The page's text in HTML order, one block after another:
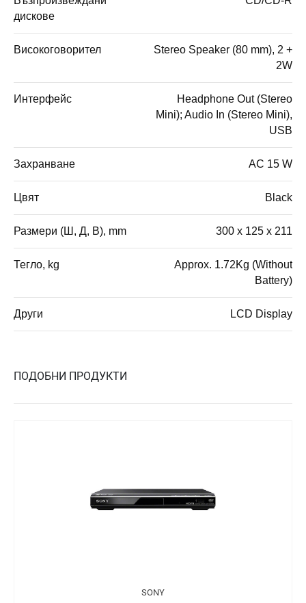
дискове
Високоговорител
Stereo Speaker (80 mm), 2 +
2W
Интерфейс
Headphone Out (Stereo
Mini); Audio In (Stereo Mini),
USB
Захранване AC 15 W
Цвят Black
Размери (Ш, Д, В), mm 300 x 125 x 211
Тегло, kg
Approx. 1.72Kg (Without
Battery)
Други LCD Display
ПОДОБНИ ПРОДУКТИ
SONY